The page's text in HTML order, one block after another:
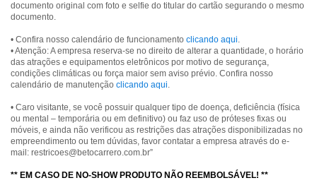
documento original com foto e selfie do titular do cartão segurando o mesmo
documento.
• Confira nosso calendário de funcionamento clicando aqui.
• Atenção: A empresa reserva-se no direito de alterar a quantidade, o horário
das atrações e equipamentos eletrônicos por motivo de segurança,
condições climáticas ou força maior sem aviso prévio. Confira nosso
calendário de manutenção clicando aqui.
• Caro visitante, se você possuir qualquer tipo de doença, deficiência (física
ou mental – temporária ou em definitivo) ou faz uso de próteses fixas ou
móveis, e ainda não verificou as restrições das atrações disponibilizadas no
empreendimento ou tem dúvidas, favor contatar a empresa através do e-
mail: restricoes@betocarrero.com.br”
** EM CASO DE NO-SHOW PRODUTO NÃO REEMBOLSÁVEL! **